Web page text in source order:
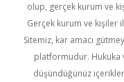
olup, gerçek kurum ve
Gerçek kurum ve kişiler
Sitemiz, kar amacı
platformudur. Hukuka
düşündüğünüz